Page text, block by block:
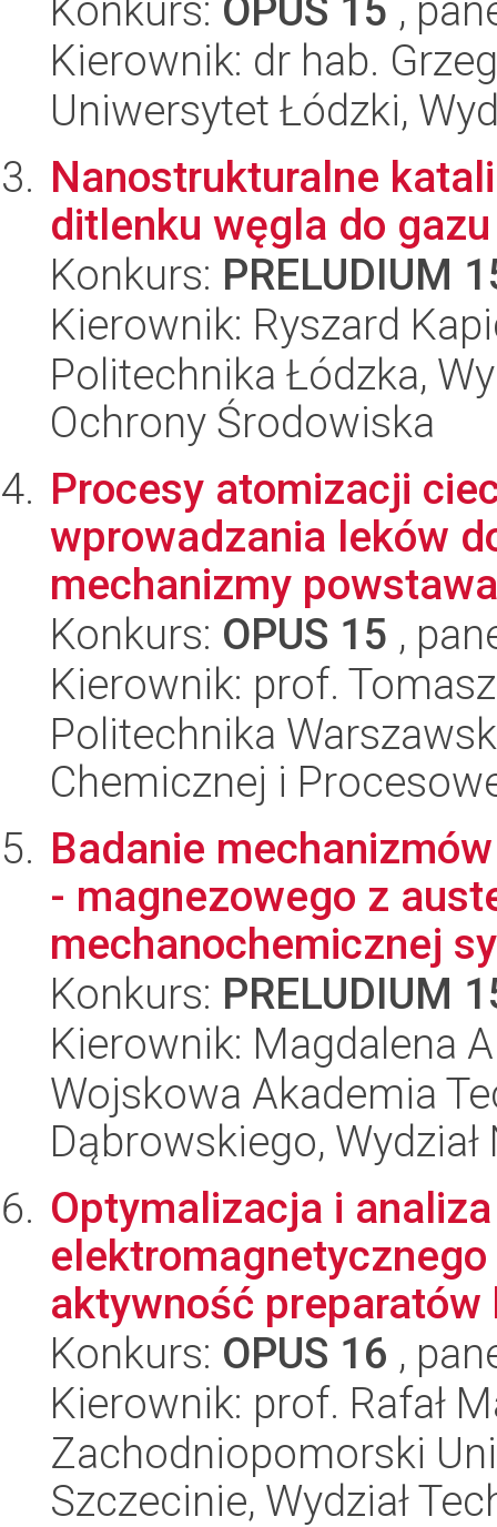
Konkurs: OPUS 15 ,
Kierownik: dr hab.
Uniwersytet Łódzki,
Nanostrukturalne
ditlenku węgla do
Konkurs: PRELUDIUM
Kierownik: Ryszard
Politechnika Łódzka,
Ochrony Środowiska
Procesy atomizacji
wprowadzania leków
mechanizmy
Konkurs: OPUS 15 ,
Kierownik: prof.
Politechnika
Chemicznej i
Badanie
- magnezowego z
mechanochemicznej
Konkurs: PRELUDIUM
Kierownik: Magdalena
Wojskowa Akademia
Dąbrowskiego,
Optymalizacja i
aktywność preparatów
Konkurs: OPUS 16 ,
Kierownik: prof. Rafał
Zachodniopomorski
Szczecinie, Wydział